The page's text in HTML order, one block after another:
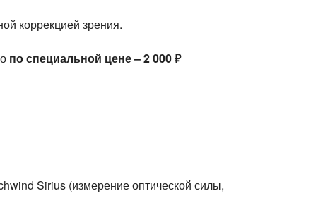
коррекцией зрения.
по специальной цене – 2 000 ₽
Sirius (измерение оптической силы,